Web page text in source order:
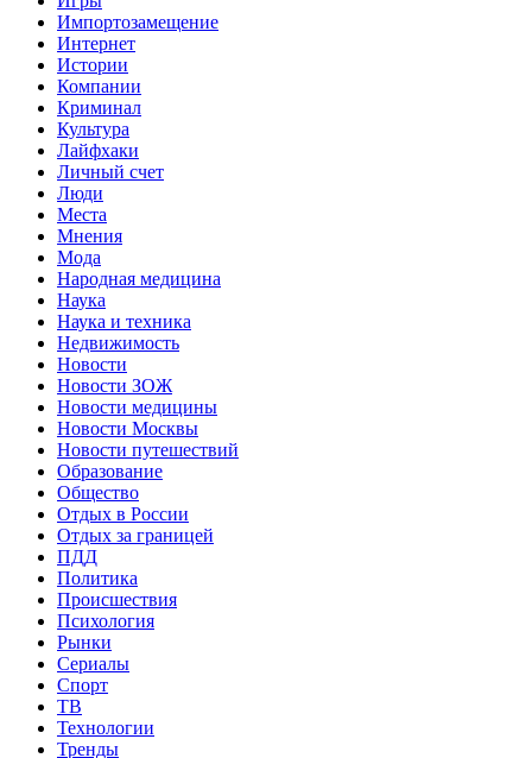
Импортозамещение
Интернет
Истории
Компании
Криминал
Культура
Лайфхаки
Личный счет
Люди
Места
Мнения
Мода
Народная медицина
Наука
Наука и техника
Недвижимость
Новости
Новости ЗОЖ
Новости медицины
Новости Москвы
Новости путешествий
Образование
Общество
Отдых в России
Отдых за границей
ПДД
Политика
Происшествия
Психология
Рынки
Сериалы
Спорт
ТВ
Технологии
Тренды